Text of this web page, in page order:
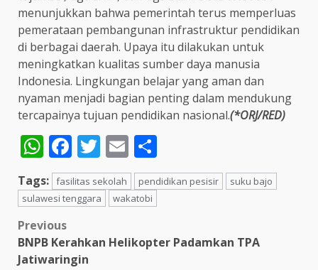
menunjukkan bahwa pemerintah terus memperluas
pemerataan pembangunan infrastruktur pendidikan
di berbagai daerah. Upaya itu dilakukan untuk
meningkatkan kualitas sumber daya manusia
Indonesia. Lingkungan belajar yang aman dan
nyaman menjadi bagian penting dalam mendukung
tercapainya tujuan pendidikan nasional.(*ORJ/RED)
WhatsApp
Facebook
Twitter
Email
Tags: fasilitas sekolah pendidikan pesisir
suku bajo
sulawesi tenggara
wakatobi
Post
navigation
Previous
BNPB Kerahkan Helikopter Padamkan TPA
Jatiwaringin